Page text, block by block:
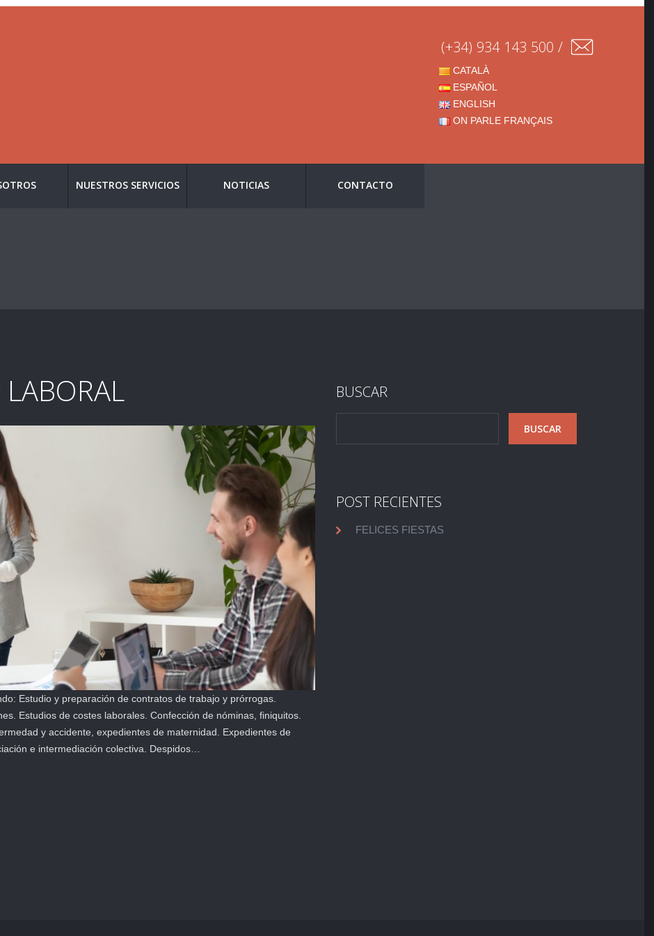
(+34) 934 143 500 /
CATALÀ
ESPAÑOL
ENGLISH
ON PARLE FRANÇAIS
NUESTROS SERVICIOS NOTICIAS CONTACTO
Estudio y preparación de contratos de trabajo y prórrogas.
Estudios de costes laborales. Confección de nóminas, finiquitos.
y accidente, expedientes de maternidad. Expedientes de
e intermediación colectiva. Despidos…
BUSCAR
POST RECIENTES
FELICES FIESTAS